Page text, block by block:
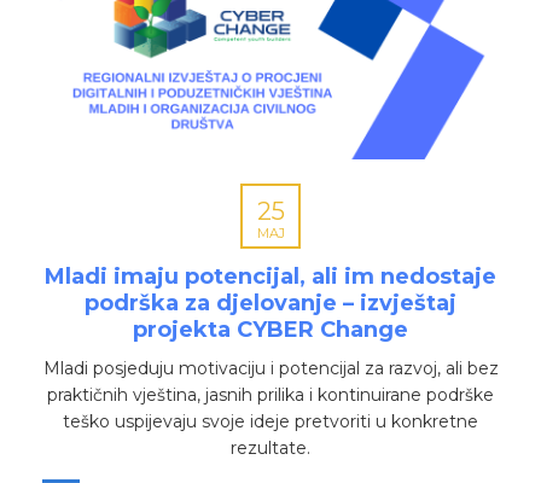
25
MAJ
Mladi imaju potencijal, ali im nedostaje
podrška za djelovanje – izvještaj
projekta CYBER Change
Mladi posjeduju motivaciju i potencijal za razvoj, ali bez
praktičnih vještina, jasnih prilika i kontinuirane podrške
teško uspijevaju svoje ideje pretvoriti u konkretne
rezultate.